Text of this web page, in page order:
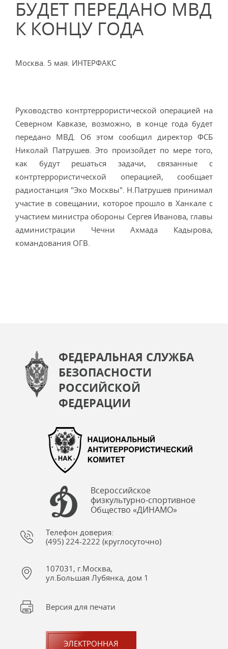
БУДЕТ ПЕРЕДАНО МВД
К КОНЦУ ГОДА
Москва. 5 мая. ИНТЕРФАКС
Руководство контртеррористической операцией на
Северном Кавказе, возможно, в конце года будет
передано МВД. Об этом сообщил директор ФСБ
Николай Патрушев. Это произойдет по мере того,
как будут решаться задачи, связанные с
контртеррористической операцией, сообщает
радиостанция "Эхо Москвы". Н.Патрушев принимал
участие в совещании, которое прошло в Ханкале с
участием министра обороны Сергея Иванова, главы
администрации Чечни Ахмада Кадырова,
командования ОГВ.
ФЕДЕРАЛЬНАЯ СЛУЖБА
БЕЗОПАСНОСТИ
РОССИЙСКОЙ
ФЕДЕРАЦИИ
Всероссийское
физкультурно-спортивное
Общество «ДИНАМО»
Телефон доверия:
(495) 224-2222 (круглосуточно)
107031, г.Москва,
ул.Большая Лубянка, дом 1
Версия для печати
ЭЛЕКТРОННАЯ